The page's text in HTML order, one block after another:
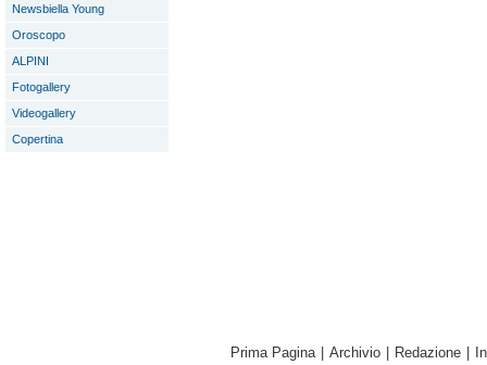
Newsbiella Young
Oroscopo
ALPINI
Fotogallery
Videogallery
Copertina
Prima Pagina Archivio Redazione